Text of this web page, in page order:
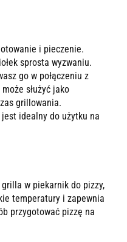
i pieczenie.
sprosta wyzwaniu.
go w połączeniu z
służyć jako
grillowania.
idealny do użytku na
w piekarnik do pizzy,
temperatury i zapewnia
przygotować pizzę na